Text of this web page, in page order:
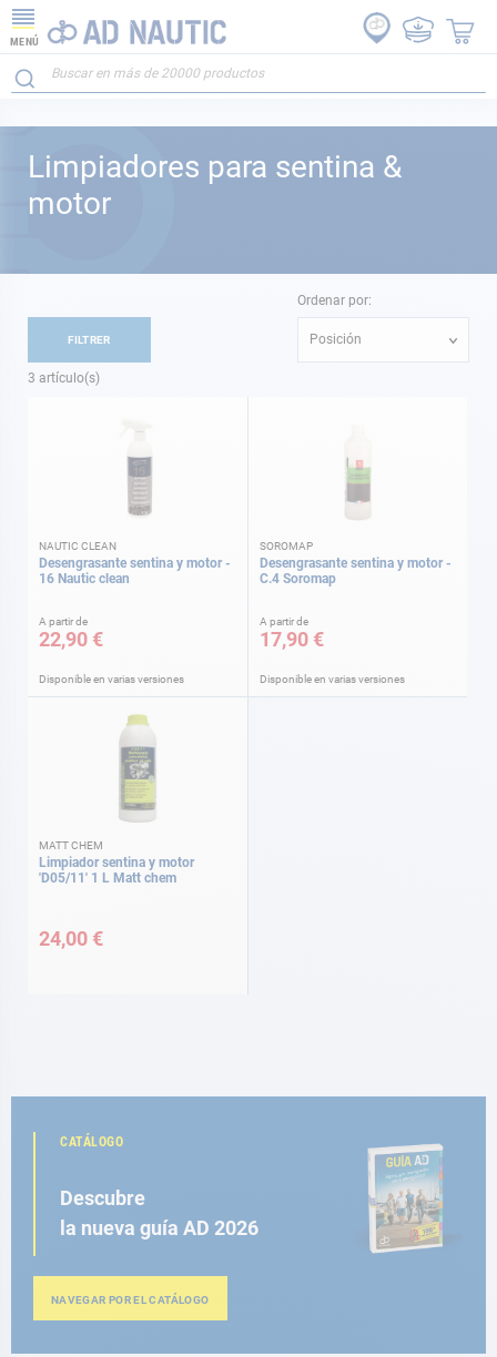
MENÚ
Limpiadores para sentina &
motor
3 artículo(s)
Ordenar por:
Posición
NAUTIC CLEAN
Desengrasante sentina y motor -
16 Nautic clean
A partir de
22,90 €
Disponible en varias versiones
SOROMAP
Desengrasante sentina y motor -
C.4 Soromap
A partir de
17,90 €
Disponible en varias versiones
MATT CHEM
Limpiador sentina y motor
'D05/11' 1 L Matt chem
24,00 €
FILTRER
CATÁLOGO
Descubre
la nueva guía AD 2026
NAVEGAR POR EL CATÁLOGO